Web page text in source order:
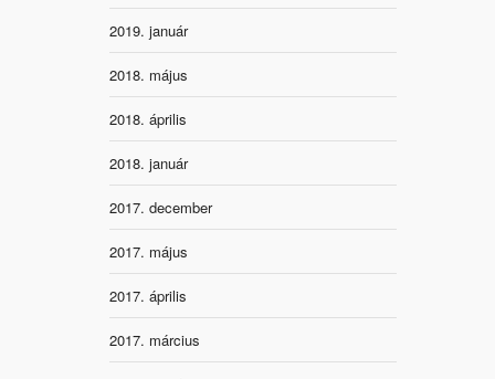
2019. január
2018. május
2018. április
2018. január
2017. december
2017. május
2017. április
2017. március